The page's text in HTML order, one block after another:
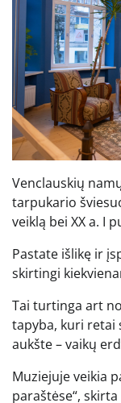
Venclauskių
tarpukario
veiklą bei XX a. I
Pastate išlikę ir
skirtingi
Tai turtinga art
tapyba, kuri retai
aukšte – vaikų
Muziejuje veikia
paraštėse“,